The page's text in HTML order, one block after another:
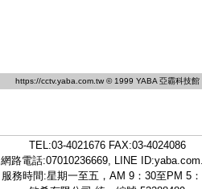
https://cctv.yaba.com.tw © 1999 YABA 亞霸科技館
TEL:03-4021676FAX:03-4024086
網路電話:07010236669, LINE ID:
服務時間:星期一至五，AM 9：30至PM 5